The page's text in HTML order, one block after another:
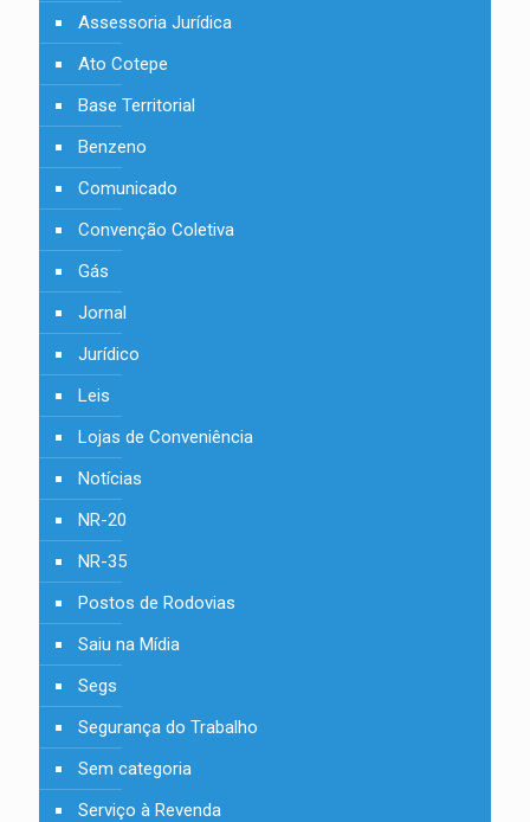
Assessoria Jurídica
Ato Cotepe
Base Territorial
Benzeno
Comunicado
Convenção Coletiva
Gás
Jornal
Jurídico
Leis
Lojas de Conveniência
Notícias
NR-20
NR-35
Postos de Rodovias
Saiu na Mídia
Segs
Segurança do Trabalho
Sem categoria
Serviço à Revenda